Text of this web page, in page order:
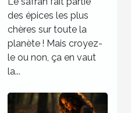
des épices les plus
chères sur toute la
planète ! Mais croyez-
le ou non, ça en vaut
la...